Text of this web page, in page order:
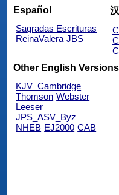
Español
Sagradas Escrituras
ReinaValera JBS
Other English Versions
KJV_Cambridge
Thomson Webster
Leeser
JPS_ASV_Byz
NHEB EJ2000 CAB